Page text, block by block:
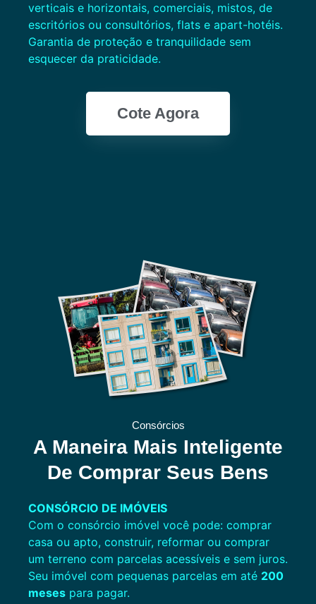
verticais e horizontais, comerciais, mistos, de
escritórios ou consultórios, flats e apart-hotéis.
Garantia de proteção e tranquilidade sem
esquecer da praticidade.
Cote Agora
Consórcios
A Maneira Mais Inteligente
De Comprar Seus Bens
CONSÓRCIO DE IMÓVEIS
Com o consórcio imóvel você pode: comprar
casa ou apto, construir, reformar ou comprar
um terreno com parcelas acessíveis e sem juros.
Seu imóvel com pequenas parcelas em até 200
meses para pagar.